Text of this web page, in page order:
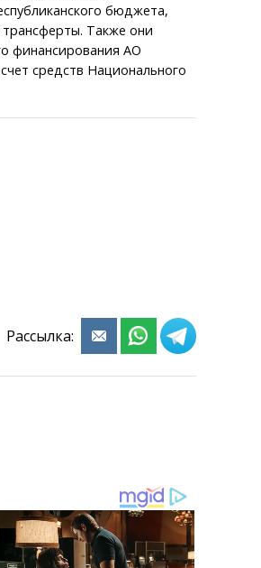
бюджета,
Также они
финансирования АО
средств Национального
Рассылка: